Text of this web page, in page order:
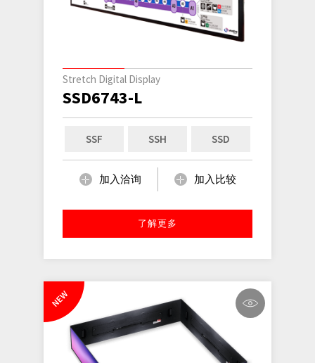
Stretch Digital Display
SSD6743-L
SSF SSH SSD
加入洽询 加入比较
了解更多
NEW